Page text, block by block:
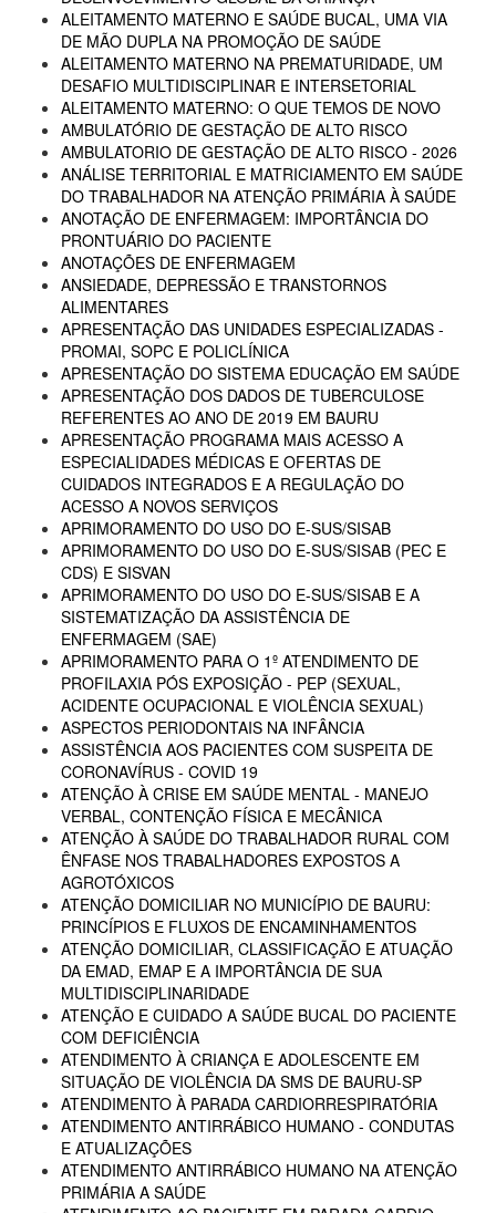
ALEITAMENTO MATERNO E SAÚDE BUCAL, UMA VIA
DE MÃO DUPLA NA PROMOÇÃO DE SAÚDE
ALEITAMENTO MATERNO NA PREMATURIDADE, UM
DESAFIO MULTIDISCIPLINAR E INTERSETORIAL
ALEITAMENTO MATERNO: O QUE TEMOS DE NOVO
AMBULATÓRIO DE GESTAÇÃO DE ALTO RISCO
AMBULATORIO DE GESTAÇÃO DE ALTO RISCO - 2026
ANÁLISE TERRITORIAL E MATRICIAMENTO EM SAÚDE
DO TRABALHADOR NA ATENÇÃO PRIMÁRIA À SAÚDE
ANOTAÇÃO DE ENFERMAGEM: IMPORTÂNCIA DO
PRONTUÁRIO DO PACIENTE
ANOTAÇÕES DE ENFERMAGEM
ANSIEDADE, DEPRESSÃO E TRANSTORNOS
ALIMENTARES
APRESENTAÇÃO DAS UNIDADES ESPECIALIZADAS -
PROMAI, SOPC E POLICLÍNICA
APRESENTAÇÃO DO SISTEMA EDUCAÇÃO EM SAÚDE
APRESENTAÇÃO DOS DADOS DE TUBERCULOSE
REFERENTES AO ANO DE 2019 EM BAURU
APRESENTAÇÃO PROGRAMA MAIS ACESSO A
ESPECIALIDADES MÉDICAS E OFERTAS DE
CUIDADOS INTEGRADOS E A REGULAÇÃO DO
ACESSO A NOVOS SERVIÇOS
APRIMORAMENTO DO USO DO E-SUS/SISAB
APRIMORAMENTO DO USO DO E-SUS/SISAB (PEC E
CDS) E SISVAN
APRIMORAMENTO DO USO DO E-SUS/SISAB E A
SISTEMATIZAÇÃO DA ASSISTÊNCIA DE
ENFERMAGEM (SAE)
APRIMORAMENTO PARA O 1º ATENDIMENTO DE
PROFILAXIA PÓS EXPOSIÇÃO - PEP (SEXUAL,
ACIDENTE OCUPACIONAL E VIOLÊNCIA SEXUAL)
ASPECTOS PERIODONTAIS NA INFÂNCIA
ASSISTÊNCIA AOS PACIENTES COM SUSPEITA DE
CORONAVÍRUS - COVID 19
ATENÇÃO À CRISE EM SAÚDE MENTAL - MANEJO
VERBAL, CONTENÇÃO FÍSICA E MECÂNICA
ATENÇÃO À SAÚDE DO TRABALHADOR RURAL COM
ÊNFASE NOS TRABALHADORES EXPOSTOS A
AGROTÓXICOS
ATENÇÃO DOMICILIAR NO MUNICÍPIO DE BAURU:
PRINCÍPIOS E FLUXOS DE ENCAMINHAMENTOS
ATENÇÃO DOMICILIAR, CLASSIFICAÇÃO E ATUAÇÃO
DA EMAD, EMAP E A IMPORTÂNCIA DE SUA
MULTIDISCIPLINARIDADE
ATENÇÃO E CUIDADO A SAÚDE BUCAL DO PACIENTE
COM DEFICIÊNCIA
ATENDIMENTO À CRIANÇA E ADOLESCENTE EM
SITUAÇÃO DE VIOLÊNCIA DA SMS DE BAURU-SP
ATENDIMENTO À PARADA CARDIORRESPIRATÓRIA
ATENDIMENTO ANTIRRÁBICO HUMANO - CONDUTAS
E ATUALIZAÇÕES
ATENDIMENTO ANTIRRÁBICO HUMANO NA ATENÇÃO
PRIMÁRIA A SAÚDE